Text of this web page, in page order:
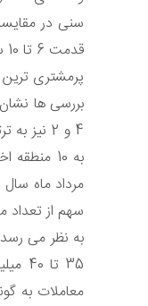
قدمت 6 تا 10 سال و بالاتر از 15 سال عمر قرار گرفت.
پرمشتری
به 10
سهم از تعداد